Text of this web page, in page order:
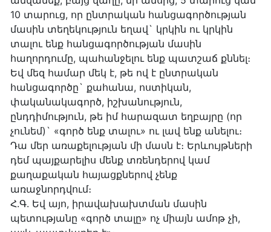
10 տարուց, որ ընտրական հանցագործության
մասին տեղեկություն եղավ` կրկին ու կրկին
տալու ենք հանցագործության մասին
հաղորդումը, պահանջելու ենք պատշաճ քննել։
Եվ մեզ համար մեկ է, թե ով է ընտրական
հանցագործը` քահանա, ոստիկան,
փականակագործ, իշխանություն,
ընդդիմություն, թե իմ հարազատ եղբայրը (որ
չունեմ)` «գործ ենք տալու» ու լավ ենք անելու։
Դա մեր առաքելության մի մասն է։ Երևույթների
դեմ պայքարելիս մենք տռենդերով կամ
քաղաքական հայացքներով չենք
առաջնորդվում։
Հ.Գ. Եվ այո, իրավախախտման մասին
պետությանը «գործ տալը» ոչ միայն ամոթ չի,